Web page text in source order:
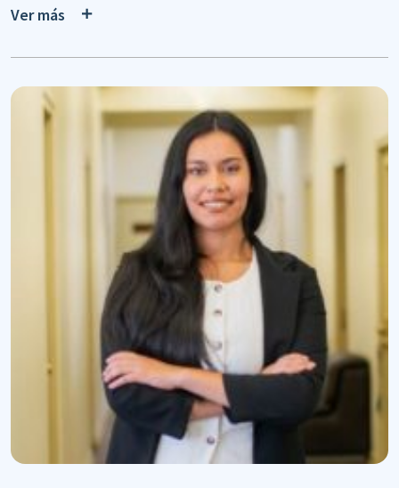
Ver más